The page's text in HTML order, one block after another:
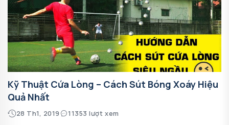
Kỹ Thuật Cứa Lòng – Cách Sút Bóng Xoáy Hiệu
Quả Nhất
28 Th1, 2019 11353 lượt xem